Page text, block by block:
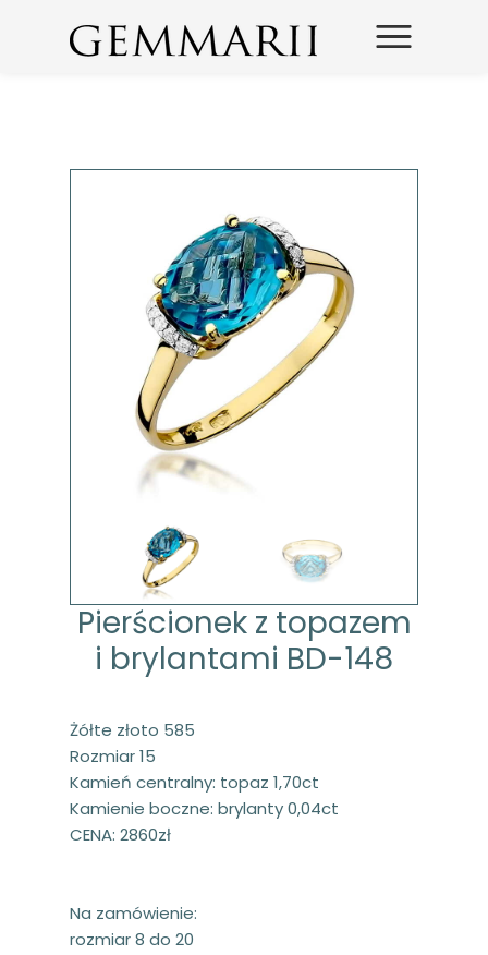
Żółte złoto 585
Rozmiar 15
Kamień centralny: topaz 1,70ct
Kamienie boczne: brylanty 0,04ct
CENA: 2860zł
Na zamówienie:
rozmiar 8 do 20
Pierścionek z topazem
i brylantami BD-148